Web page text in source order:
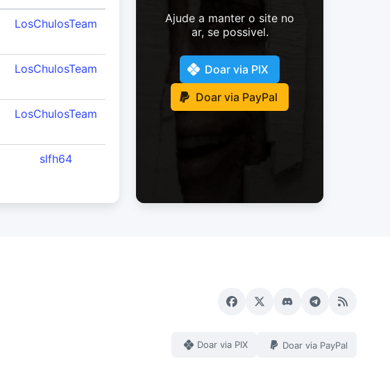
LosChulosTeam
LosChulosTeam
LosChulosTeam
slfh64
Ajude a manter o site no
ar, se possivel.
Doar via PIX
Doar via PayPal
Doar via PIX Doar via PayPal